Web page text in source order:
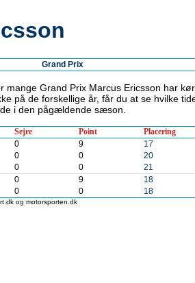
Grand Prix
mange Grand Prix Marcus Ericsson har
på de forskellige år, får du at se hvilke
i den pågældende sæson.
Sejre Point
Placering
0 9
17
0 0
20
0 0
21
0 9
18
0 0 18
og motorsporten.dk